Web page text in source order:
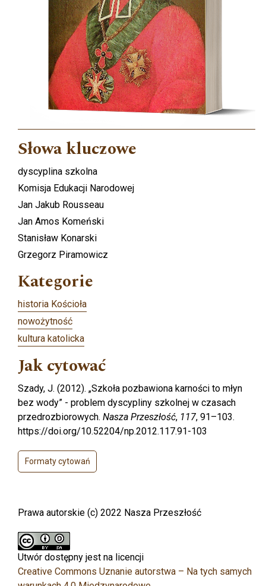
Słowa kluczowe
dyscyplina szkolna
Komisja Edukacji Narodowej
Jan Jakub Rousseau
Jan Amos Komeński
Stanisław Konarski
Grzegorz Piramowicz
Kategorie
historia Kościoła
nowożytność
kultura katolicka
Jak cytować
Szady, J. (2012). „Szkoła pozbawiona karności to młyn
bez wody” - problem dyscypliny szkolnej w czasach
przedrozbiorowych. Nasza Przeszłość, 117, 91–103.
https://doi.org/10.52204/np.2012.117.91-103
Formaty cytowań
Prawa autorskie (c) 2022 Nasza Przeszłość
Utwór dostępny jest na licencji
Creative Commons Uznanie autorstwa – Na tych samych